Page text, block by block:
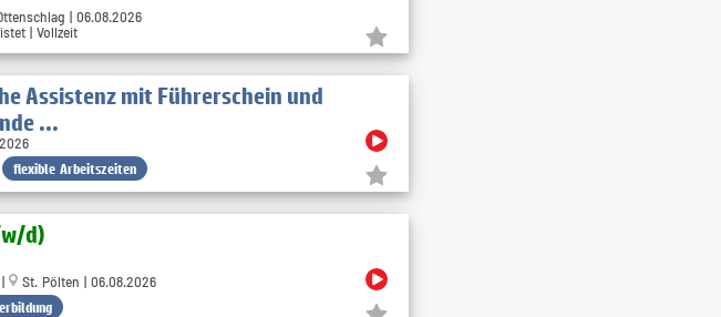
| 06.08.2026
| Vollzeit
Assistenz mit Führerschein und
...
flexible Arbeitszeiten
d)
St. Pölten | 06.08.2026